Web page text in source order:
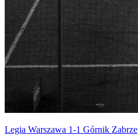
Legia Warszawa 1-1 Górnik Zabrze